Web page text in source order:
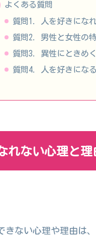
よくある質問
質問1. 人を好きにな
質問2. 男性と女性の
質問3. 異性にときめ
質問4. 人を好きにな
れない心理と理
きない心理や理由は